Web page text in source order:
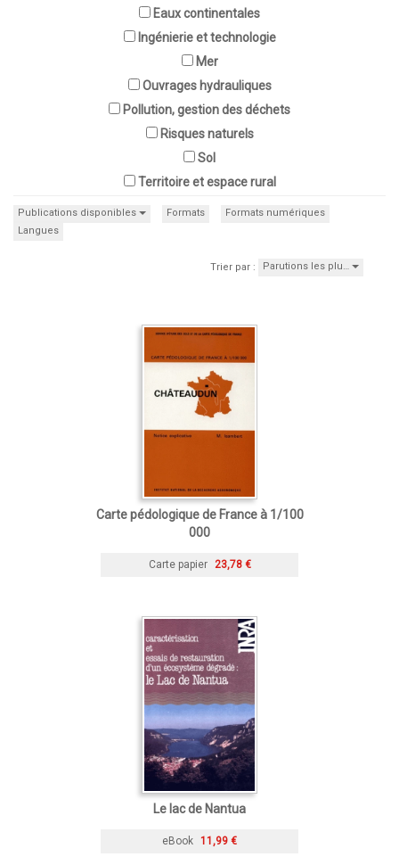
Eaux continentales
Ingénierie et technologie
Mer
Ouvrages hydrauliques
Pollution, gestion des déchets
Risques naturels
Sol
Territoire et espace rural
Publications disponibles Formats
Formats numériques
Langues
Trier par : Parutions les plu…
Carte pédologique de France à 1/100
000
Carte papier 23,78 €
Le lac de Nantua
eBook 11,99 €